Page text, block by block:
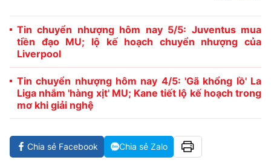
Tin chuyển nhượng hôm nay 5/5: Juventus mua
tiền đạo MU; lộ kế hoạch chuyển nhượng của
Liverpool
Tin chuyển nhượng hôm nay 4/5: 'Gã khổng lồ' La
Liga nhắm 'hàng xịt' MU; Kane tiết lộ kế hoạch trong
mơ khi giải nghệ
Chia sẻ Facebook Chia sẻ Zalo